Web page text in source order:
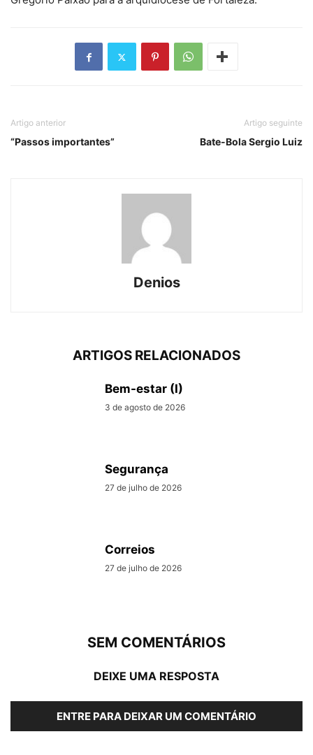
Artigo anterior
“Passos importantes”
Artigo seguinte
Bate-Bola Sergio Luiz
Denios
ARTIGOS RELACIONADOS
Bem-estar (I)
3 de agosto de 2026
Segurança
27 de julho de 2026
Correios
27 de julho de 2026
SEM COMENTÁRIOS
DEIXE UMA RESPOSTA
ENTRE PARA DEIXAR UM COMENTÁRIO